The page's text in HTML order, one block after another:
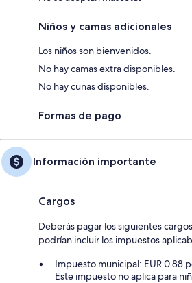
Niños y camas adicionales
Los niños son bienvenidos.
No hay camas extra disponibles.
No hay cunas disponibles.
Formas de pago
Información importante
Cargos
Deberás pagar los siguientes
podrían incluir los impuestos
Impuesto municipal: EUR 0.88
Este impuesto no aplica para